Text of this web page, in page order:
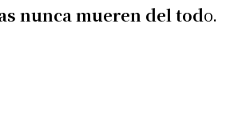
nunca mueren del todo.